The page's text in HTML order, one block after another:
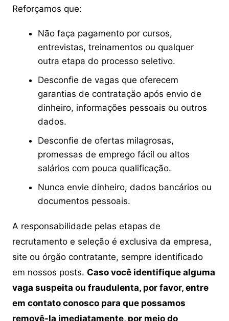
Reforçamos que:
Não faça pagamento por cursos,
entrevistas, treinamentos ou qualquer
outra etapa do processo seletivo.
Desconfie de vagas que oferecem
garantias de contratação após envio de
dinheiro, informações pessoais ou outros
dados.
Desconfie de ofertas milagrosas,
promessas de emprego fácil ou altos
salários com pouca qualificação.
Nunca envie dinheiro, dados bancários ou
documentos pessoais.
A responsabilidade pelas etapas de
recrutamento e seleção é exclusiva da empresa,
site ou órgão contratante, sempre identificado
em nossos posts. Caso você identifique alguma
vaga suspeita ou fraudulenta, por favor, entre
em contato conosco para que possamos
removê-la imediatamente, por meio do